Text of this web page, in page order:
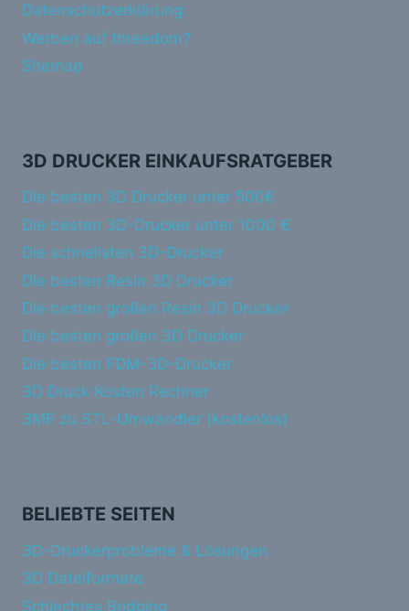
Datenschutzerklärung
Werben auf threedom?
Sitemap
3D DRUCKER EINKAUFSRATGEBER
Die besten 3D Drucker unter 500€
Die besten 3D-Drucker unter 1000 €
Die schnellsten 3D-Drucker
Die besten Resin 3D Drucker
Die besten großen Resin 3D Drucker
Die besten großen 3D Drucker
Die besten FDM-3D-Drucker
3D Druck Kosten Rechner
3MF zu STL-Umwandler (kostenlos)
BELIEBTE SEITEN
3D-Druckerprobleme & Lösungen
3D Dateiformate
Schlechtes Bridging